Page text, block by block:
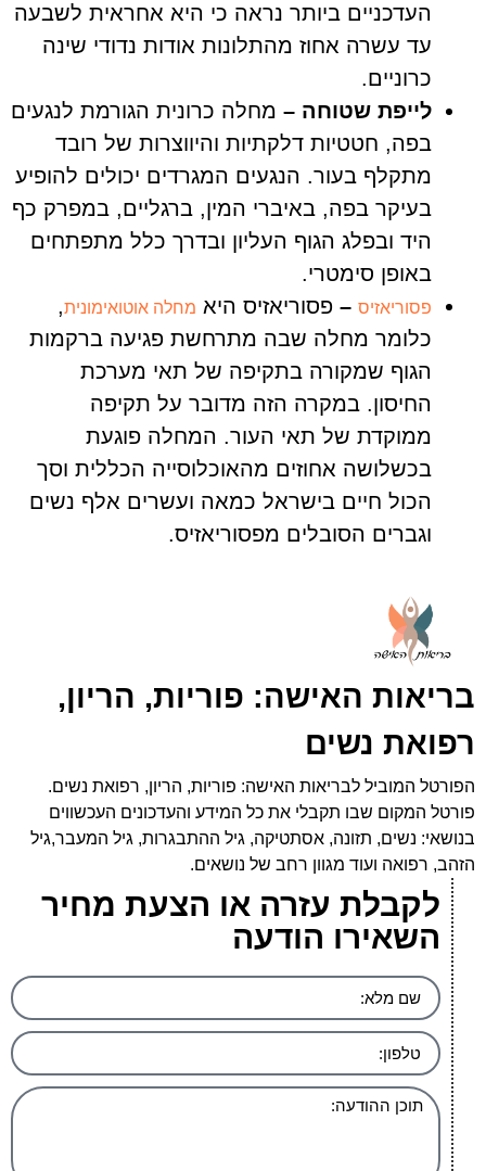
העדכניים ביותר נראה כי היא אחראית לשבעה
עד עשרה אחוז מהתלונות אודות נדודי שינה
כרוניים.
לייפת שטוחה – מחלה כרונית הגורמת לנגעים
בפה, חטטיות דלקתיות והיווצרות של רובד
מתקלף בעור. הנגעים המגרדים יכולים להופיע
בעיקר בפה, באיברי המין, ברגליים, במפרק כף
היד ובפלג הגוף העליון ובדרך כלל מתפתחים
באופן סימטרי.
פסוריאזיס – פסוריאזיס היא מחלה אוטואימונית,
כלומר מחלה שבה מתרחשת פגיעה ברקמות
הגוף שמקורה בתקיפה של תאי מערכת
החיסון. במקרה הזה מדובר על תקיפה
ממוקדת של תאי העור. המחלה פוגעת
בכשלושה אחוזים מהאוכלוסייה הכללית וסך
הכול חיים בישראל כמאה ועשרים אלף נשים
וגברים הסובלים מפסוריאזיס.
בריאות האישה: פוריות, הריון,
רפואת נשים
הפורטל המוביל לבריאות האישה: פוריות, הריון, רפואת נשים.
פורטל המקום שבו תקבלי את כל המידע והעדכונים העכשווים
בנושאי: נשים, תזונה, אסתטיקה, גיל ההתבגרות, גיל המעבר,גיל
הזהב, רפואה ועוד מגוון רחב של נושאים.
לקבלת עזרה או הצעת מחיר
השאירו הודעה